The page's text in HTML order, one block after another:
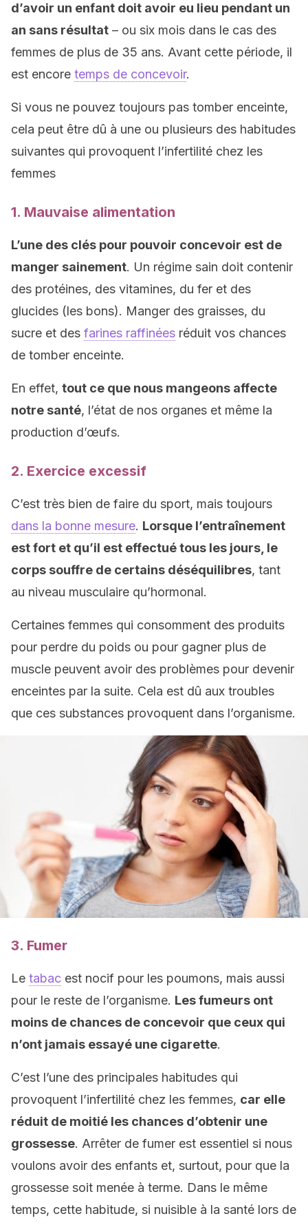
d’avoir un enfant doit avoir eu lieu pendant un
an sans résultat – ou six mois dans le cas des
femmes de plus de 35 ans. Avant cette période, il
est encore temps de concevoir.
Si vous ne pouvez toujours pas tomber enceinte,
cela peut être dû à une ou plusieurs des habitudes
suivantes qui provoquent l’infertilité chez les
femmes
1. Mauvaise alimentation
L’une des clés pour pouvoir concevoir est de
manger sainement. Un régime sain doit contenir
des protéines, des vitamines, du fer et des
glucides (les bons). Manger des graisses, du
sucre et des farines raffinées réduit vos chances
de tomber enceinte.
En effet, tout ce que nous mangeons affecte
notre santé, l’état de nos organes et même la
production d’œufs.
2. Exercice excessif
C’est très bien de faire du sport, mais toujours
dans la bonne mesure. Lorsque l’entraînement
est fort et qu’il est effectué tous les jours, le
corps souffre de certains déséquilibres, tant
au niveau musculaire qu’hormonal.
Certaines femmes qui consomment des produits
pour perdre du poids ou pour gagner plus de
muscle peuvent avoir des problèmes pour devenir
enceintes par la suite. Cela est dû aux troubles
que ces substances provoquent dans l’organisme.
3. Fumer
Le tabac est nocif pour les poumons, mais aussi
pour le reste de l’organisme. Les fumeurs ont
moins de chances de concevoir que ceux qui
n’ont jamais essayé une cigarette.
C’est l’une des principales habitudes qui
provoquent l’infertilité chez les femmes, car elle
réduit de moitié les chances d’obtenir une
grossesse. Arrêter de fumer est essentiel si nous
voulons avoir des enfants et, surtout, pour que la
grossesse soit menée à terme. Dans le même
temps, cette habitude, si nuisible à la santé lors de